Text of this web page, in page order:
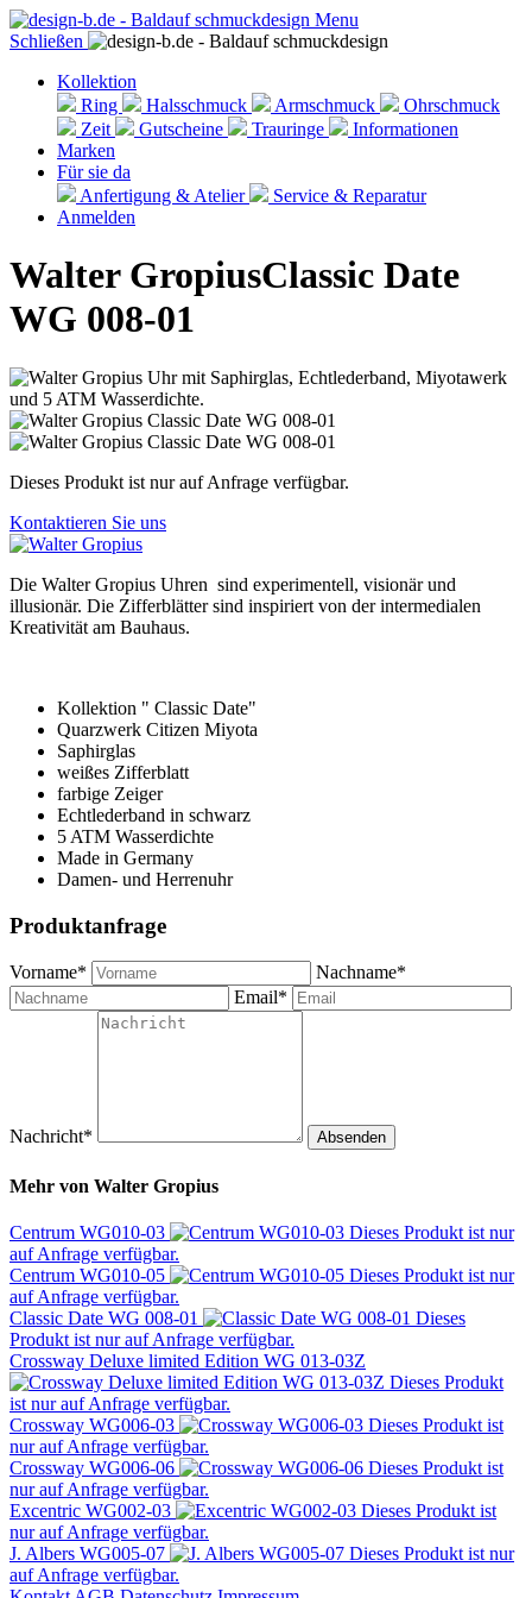
Menu
Schließen
Kollektion
Ring
Halsschmuck Armschmuck
Ohrschmuck
Zeit
Gutscheine Trauringe
Informationen
Marken
Für sie da
Anfertigung & Atelier
Service & Reparatur
Anmelden
Walter GropiusClassic Date
WG 008-01
Dieses Produkt ist nur auf Anfrage verfügbar.
Kontaktieren Sie uns
Die Walter Gropius Uhren sind experimentell, visionär und
illusionär. Die Zifferblätter sind inspiriert von der intermedialen
Kreativität am Bauhaus.
Kollektion " Classic Date"
Quarzwerk Citizen Miyota
Saphirglas
weißes Zifferblatt
farbige Zeiger
Echtlederband in schwarz
5 ATM Wasserdichte
Made in Germany
Damen- und Herrenuhr
Produktanfrage
Vorname*
Nachname*
Email*
Nachricht* Absenden
Mehr von Walter Gropius
Centrum WG010-03
Dieses Produkt ist nur
auf Anfrage verfügbar.
Centrum WG010-05
Dieses Produkt ist nur
auf Anfrage verfügbar.
Classic Date WG 008-01
Dieses
Produkt ist nur auf Anfrage verfügbar.
Crossway Deluxe limited Edition WG 013-03Z
Dieses Produkt
ist nur auf Anfrage verfügbar.
Crossway WG006-03
Dieses Produkt ist
nur auf Anfrage verfügbar.
Crossway WG006-06
Dieses Produkt ist
nur auf Anfrage verfügbar.
Excentric WG002-03
Dieses Produkt ist
nur auf Anfrage verfügbar.
J. Albers WG005-07
Dieses Produkt ist nur
auf Anfrage verfügbar.